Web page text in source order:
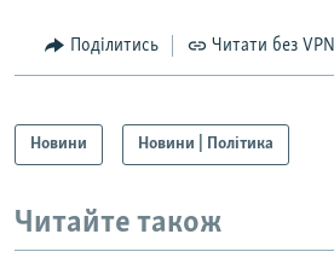
Поділитись Читати без VPN
Новини Новини | Політика
Читайте також